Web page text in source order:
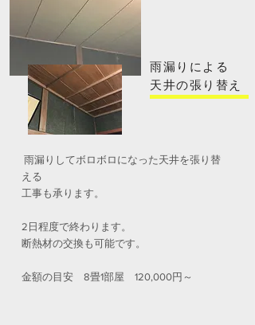
雨漏りによる
天井の張り替え
雨漏りしてボロボロになった天井を張り替
える
工事も承ります。
2日程度で終わります。
断熱材の交換も可能です。
金額の目安 8畳1部屋 120,000円～